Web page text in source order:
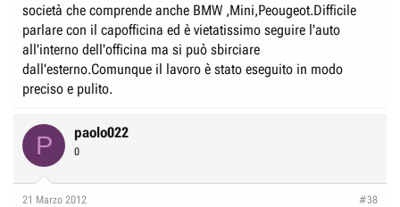
società che comprende anche BMW ,Mini,Peougeot.Difficile
parlare con il capofficina ed è vietatissimo seguire l'auto
all'interno dell'officina ma si può sbirciare
dall'esterno.Comunque il lavoro è stato eseguito in modo
preciso e pulito.
P paolo022
0
21 Marzo 2012 #38